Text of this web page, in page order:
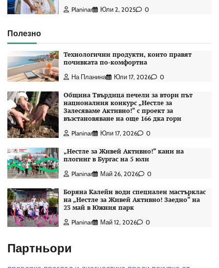
Planinar Юли 2, 2025 0
Полезно
Технологични продукти, които правят
почивката по-комфортна
На Планина Юли 17, 2026 0
Община Твърдица печели за втори път
националния конкурс „Нестле за
Залесяваме Активно!“ с проект за
възстановяване на още 166 дка гори
Planinar Юли 17, 2026 0
„Нестле за Живей Активно!“ кани на
плогинг в Бургас на 5 юли
Planinar Май 26, 2026 0
Боряна Калейн води специален мастърклас
на „Нестле за Живей Активно! Заедно“ на
23 май в Южния парк
Planinar Май 12, 2026 0
Партньори